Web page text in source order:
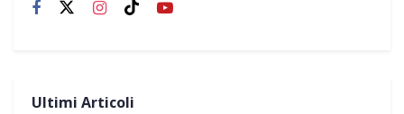
Ultimi Articoli